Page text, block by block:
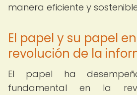
manera eficiente y
El papel y su papel
revolución de la
El papel ha
fundamental en la